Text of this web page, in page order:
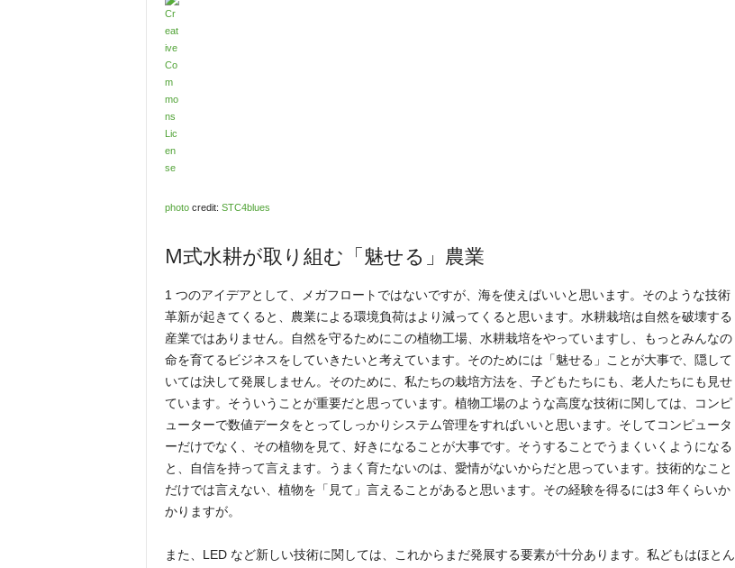
photocredit: STC4blues
M式水耕が取り組む「魅せる」農業
1 つのアイデアとして、メガフロートではないですが、海を使えばいいと思います。そのような技術
革新が起きてくると、農業による環境負荷はより減ってくると思います。水耕栽培は自然を破壊する
産業ではありません。自然を守るためにこの植物工場、水耕栽培をやっていますし、もっとみんなの
命を育てるビジネスをしていきたいと考えています。そのためには「魅せる」ことが大事で、隠して
いては決して発展しません。そのために、私たちの栽培方法を、子どもたちにも、老人たちにも見せ
ています。そういうことが重要だと思っています。植物工場のような高度な技術に関しては、コンピ
ューターで数値データをとってしっかりシステム管理をすればいいと思います。そしてコンピュータ
ーだけでなく、その植物を見て、好きになることが大事です。そうすることでうまくいくようになる
と、自信を持って言えます。うまく育たないのは、愛情がないからだと思っています。技術的なこと
だけでは言えない、植物を「見て」言えることがあると思います。その経験を得るには3 年くらいか
かりますが。
また、LED など新しい技術に関しては、これからまだ発展する要素が十分あります。私どもはほとん